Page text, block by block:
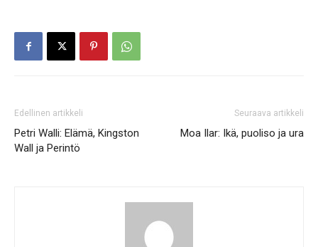
Edellinen artikkeli
Petri Walli: Elämä, Kingston
Wall ja Perintö
Seuraava artikkeli
Moa Ilar: Ikä, puoliso ja ura